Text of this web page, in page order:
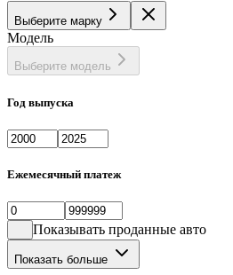
Выберите марку
Модель
Выберите модель
Год выпуска
Ежемесячный платеж
Показывать проданные авто
Показать больше